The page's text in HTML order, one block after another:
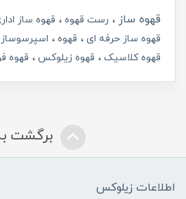
قهوه ساز رست قهوه قهوه ساز
قهوه ساز حرفه ای
قهوه
قهوه کلاسیک
قهوه زیلوکس قهوه
برگشت
اطلاعات زیلوکس